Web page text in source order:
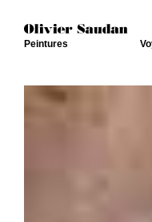
Peintures